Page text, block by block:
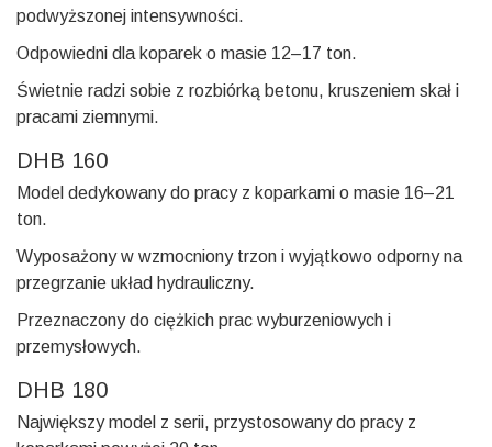
podwyższonej intensywności.
Odpowiedni dla koparek o masie 12–17 ton.
Świetnie radzi sobie z rozbiórką betonu, kruszeniem skał i
pracami ziemnymi.
DHB 160
Model dedykowany do pracy z koparkami o masie 16–21
ton.
Wyposażony w wzmocniony trzon i wyjątkowo odporny na
przegrzanie układ hydrauliczny.
Przeznaczony do ciężkich prac wyburzeniowych i
przemysłowych.
DHB 180
Największy model z serii, przystosowany do pracy z